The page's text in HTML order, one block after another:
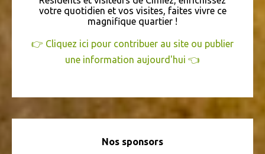
CONCOURS COURS
DÉCORATION DÉPLACEMENTS LOGEMENT VIDÉO
ÉCRITURE
votre quotidien et vos visites, faites vivre ce
magnifique quartier !
👉 Cliquez ici pour contribuer au site ou publier
une information aujourd'hui 👈
Nos sponsors